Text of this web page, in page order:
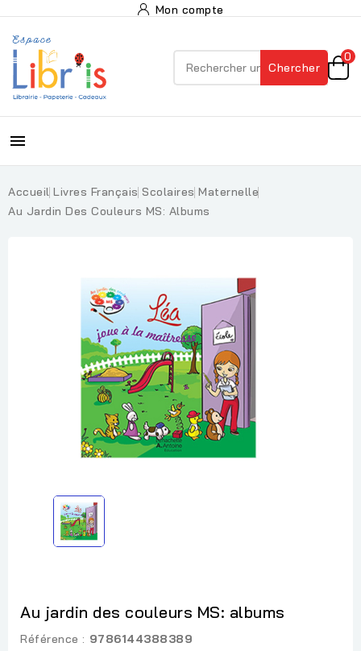
Mon compte
Chercher
0

Accueil Livres Français Scolaires Maternelle
Au Jardin Des Couleurs MS: Albums
Au jardin des couleurs MS: albums
Référence : 9786144388389